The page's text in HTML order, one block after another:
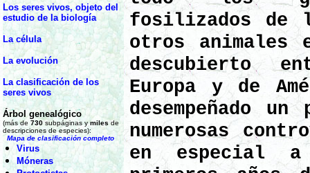
Los seres vivos, objeto del
estudio de la biología
La célula
La evolución
La clasificación de los
seres vivos
Árbol genealógico
(más de 730 subpáginas ymiles de
descripciones de especies):
Mapa de clasificación completo
Virus
Móneras
fosilizados de
otros animales
descubierto
Europa y de
desempeñado
numerosas
en especial